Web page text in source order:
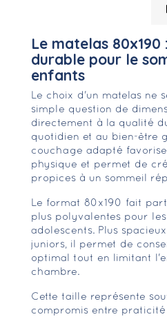
Le matelas 80x190
durable pour le
enfants
Le choix d'un matelas ne
simple question de
directement à la qualité
quotidien et au bien-être
couchage adapté
physique et permet de
propices à un sommeil
Le format 80x190 fait
plus polyvalentes pour
adolescents. Plus
juniors, il permet de
optimal tout en limitant
chambre.
Cette taille représente
compromis entre